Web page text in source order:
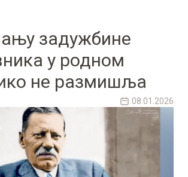
задужбине
у родном
не размишља
08.01.2026